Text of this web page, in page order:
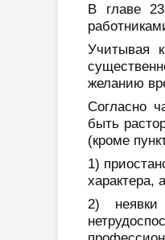
В главе
Учитывая
желанию
Согласно
быть
(кроме
1)
характера,
2)